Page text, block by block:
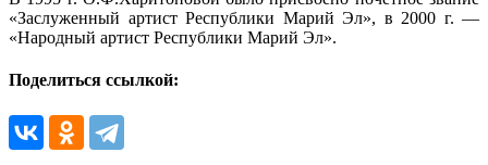
«Заслуженный артист Республики Марий Эл», в 2000 г. —
«Народный артист Республики Марий Эл».
Поделиться ссылкой: